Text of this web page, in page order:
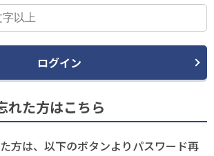
ログイン
れた方はこちら
方は、以下のボタンよりパスワード再